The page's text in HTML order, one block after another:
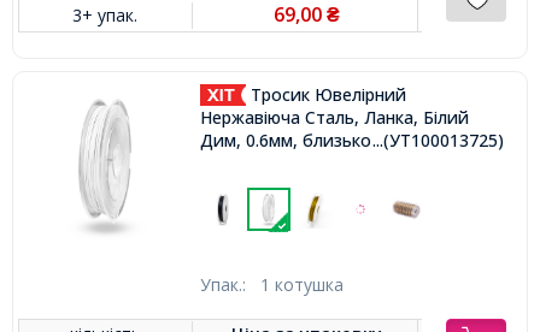
3+ упак. 69,00₴
Тросик Ювелірний
Нержавіюча Сталь, Ланка, Білий
Дим, 0.6мм, близько 10м/котушка,
...(УТ100013725)
Упак.: 1 котушка